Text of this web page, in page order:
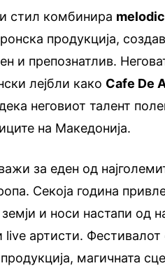
стил комбинира
продукција,
и препознатлив.
лејбли како Cafe De
неговиот талент
на Македонија.
за еден од
Секоја година
и носи настапи од
live артисти. Фестивалот
магичната